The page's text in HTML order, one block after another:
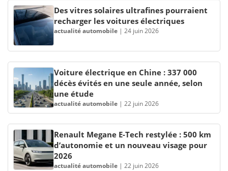
Des vitres solaires ultrafines pourraient
recharger les voitures électriques
actualité automobile | 24 juin 2026
Voiture électrique en Chine : 337 000
décès évités en une seule année, selon
une étude
actualité automobile | 22 juin 2026
Renault Megane E-Tech restylée : 500 km
d’autonomie et un nouveau visage pour
2026
actualité automobile | 22 juin 2026